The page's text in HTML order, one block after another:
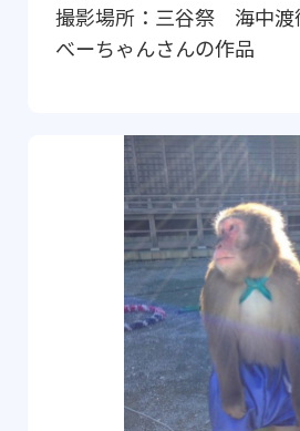
撮影場所： 三谷祭 海中
べーちゃんさんの作品